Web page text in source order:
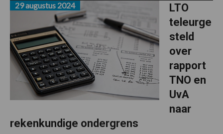
LTO
teleurge
steld
over
rapport
TNO en
UvA
naar
rekenkundige ondergrens
29 augustus 2024